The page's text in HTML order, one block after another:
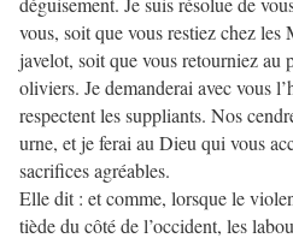
vous, soit que vous restiez chez les
javelot, soit que vous retourniez au
oliviers. Je demanderai avec vous
respectent les suppliants. Nos
urne, et je ferai au Dieu qui vous
sacrifices agréables.
Elle dit : et comme, lorsque le
tiède du côté de l’occident, les